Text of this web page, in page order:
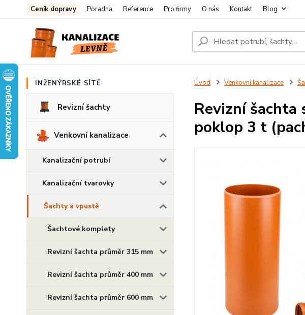
Ceník dopravy Poradna Reference Pro firmy O nás Kontakt Blog
INŽENÝRSKÉ SÍTĚ
Revizní šachty
Venkovní kanalizace
Kanalizační potrubí
Kanalizační tvarovky
Šachty a vpustě
Šachtové komplety
Revizní šachta průměr 315 mm
Revizní šachta průměr 400 mm
Revizní šachta průměr 600 mm
Úvod Venkovní kanalizace
Revizní šachta
poklop 3 t